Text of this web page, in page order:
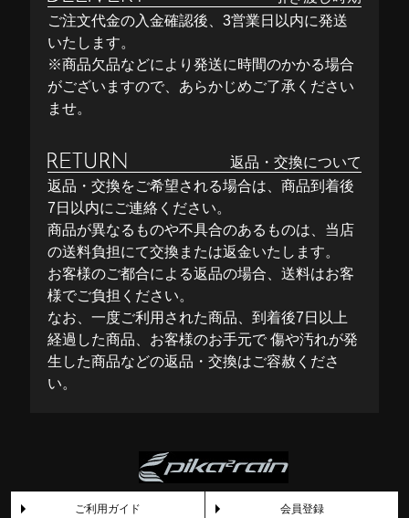
ご注文代金の入金確認後、3営業日以内に発送
いたします。
※商品欠品などにより発送に時間のかかる場合
がございますので、あらかじめご了承ください
ませ。
返品・交換について
返品・交換をご希望される場合は、商品到着後
7日以内にご連絡ください。
商品が異なるものや不具合のあるものは、当店
の送料負担にて交換または返金いたします。
お客様のご都合による返品の場合、送料はお客
様でご負担ください。
なお、一度ご利用された商品、到着後7日以上
経過した商品、お客様のお手元で 傷や汚れが発
生した商品などの返品・交換はご容赦くださ
い。
ご利用ガイド 会員登録